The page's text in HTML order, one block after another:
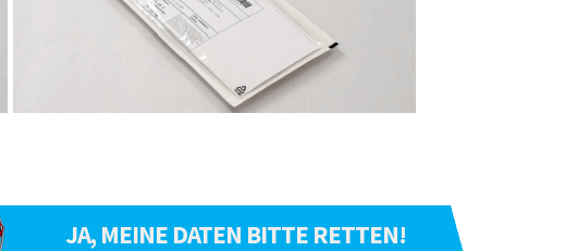
JA, MEINE DATEN BITTE RETTEN!